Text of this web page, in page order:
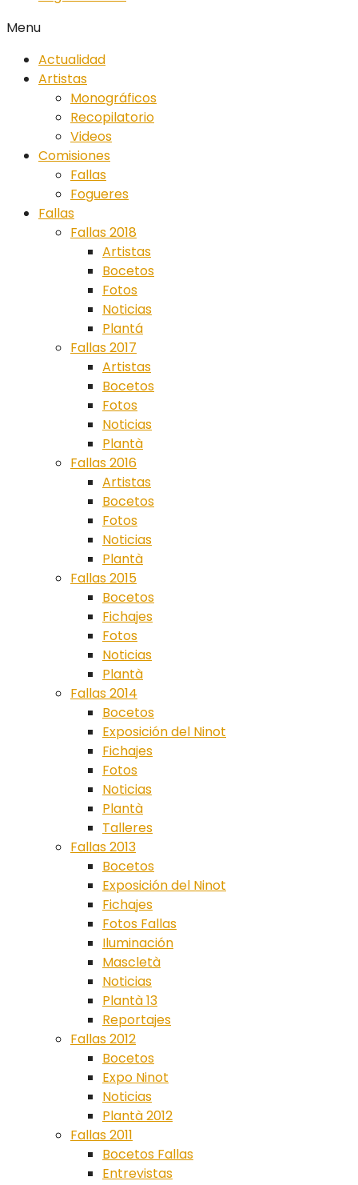
Menu
Actualidad
Artistas
Monográficos
Recopilatorio
Videos
Comisiones
Fallas
Fogueres
Fallas
Fallas 2018
Artistas
Bocetos
Fotos
Noticias
Plantá
Fallas 2017
Artistas
Bocetos
Fotos
Noticias
Plantà
Fallas 2016
Artistas
Bocetos
Fotos
Noticias
Plantà
Fallas 2015
Bocetos
Fichajes
Fotos
Noticias
Plantà
Fallas 2014
Bocetos
Exposición del Ninot
Fichajes
Fotos
Noticias
Plantà
Talleres
Fallas 2013
Bocetos
Exposición del Ninot
Fichajes
Fotos Fallas
Iluminación
Mascletà
Noticias
Plantà 13
Reportajes
Fallas 2012
Bocetos
Expo Ninot
Noticias
Plantà 2012
Fallas 2011
Bocetos Fallas
Entrevistas